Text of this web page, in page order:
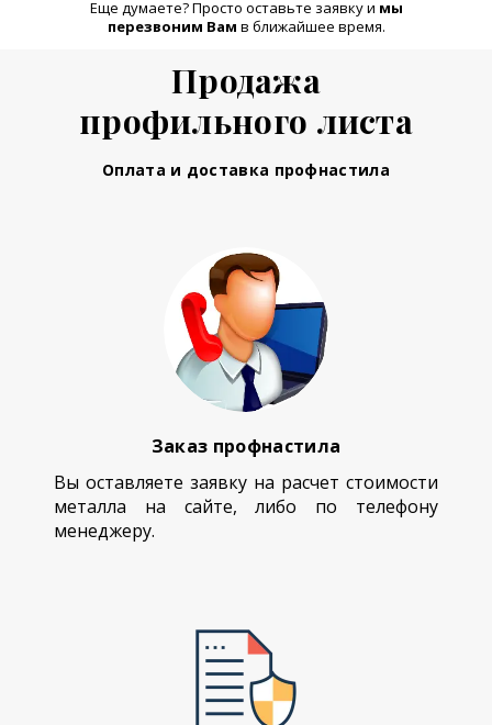
Еще думаете? Просто оставьте заявку и мы
перезвоним Вам в ближайшее время.
Продажа
профильного листа
Оплата и доставка профнастила
Заказ профнастила
Вы оставляете заявку на расчет стоимости
металла на сайте, либо по телефону
менеджеру.